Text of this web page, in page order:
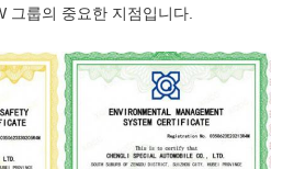
그룹의 중요한 지점입니다.